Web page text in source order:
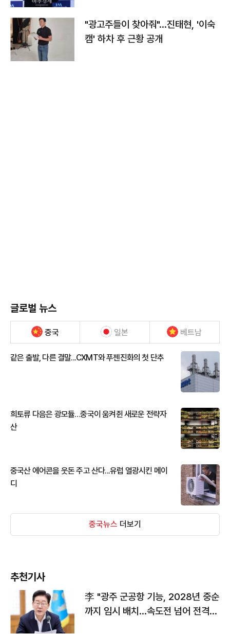
"광고주들이 찾아줘"…진태현, '이숙
캠' 하차 후 근황 공개
글로벌 뉴스
중국 일본 베트남
같은 출발, 다른 결말...CXMT와 푸젠진화의 첫 단추
희토류 다음은 광모듈…중국이 움켜쥔 새로운 전략자
산
중국산 에어콘을 웃돈 주고 산다...유럽 열광시킨 메이
디
중국뉴스 더보기
추천기사
李 "광주 군공항 기능, 2028년 중순
까지 임시 배치…속도전 넘어 전격